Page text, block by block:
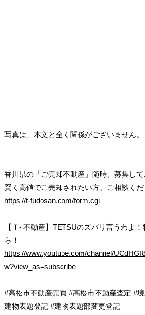
写真は、本文と全く関係がございません。
香川県の「ご売却不動産」随時、募集して
賢く高値でご売却されたい方、ご相談くだ
https://t-fudosan.com/form.cgi
【Ｔ- 不動産】TETSUのズバリ言うわよ
ら！
https://www.youtube.com/channel/
w?view_as=subscribe
#高松市不動産売買 #高松市不動産査定 #
建物表題登記 #建物表題部変更登記